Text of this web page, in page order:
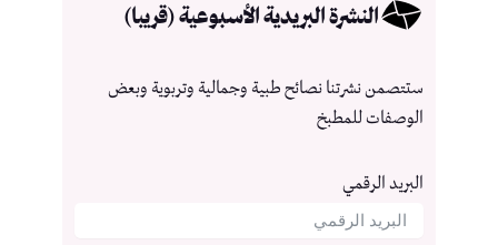
النشرة البريدية الأسبوعية (قريبا)
ستتصمن نشرتنا نصائح طبية وجمالية وتربوية وبعض
الوصفات للمطبخ
البريد الرقمي